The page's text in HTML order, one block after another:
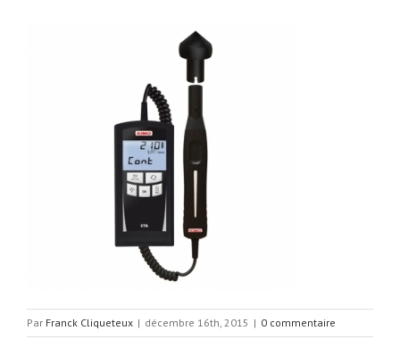
Par Franck Cliqueteux | décembre 16th, 2015 | 0 commentaire